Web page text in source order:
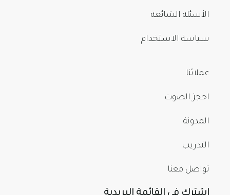
الأسئلة الشائعة
سياسة الاستخدام
عملائنا
احجز الصوت
المدونة
التدريب
تواصل معنا